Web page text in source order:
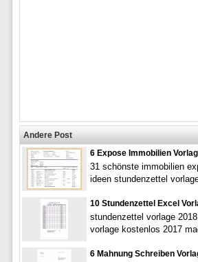
Andere Post
6 Expose Immobilien
31 schönste immobilien
ideen stundenzettel
10 Stundenzettel Excel
stundenzettel vorlage
vorlage kostenlos 2017
6 Mahnung Schreiben